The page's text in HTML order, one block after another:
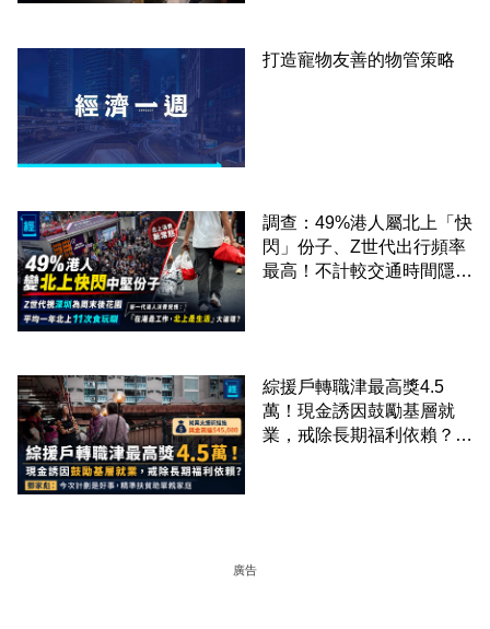
打造寵物友善的物管策略
調查：49%港人屬北上「快
閃」份子、Z世代出行頻率
最高！不計較交通時間隱形
綜援戶轉職津最高獎4.5
萬！現金誘因鼓勵基層就
業，戒除長期福利依賴？鄧
廣告